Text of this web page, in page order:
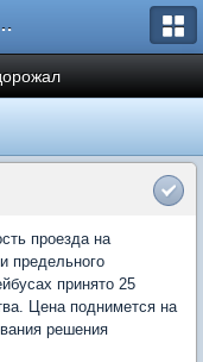
проезда на
предельного
принято 25
Цена поднимется на
решения